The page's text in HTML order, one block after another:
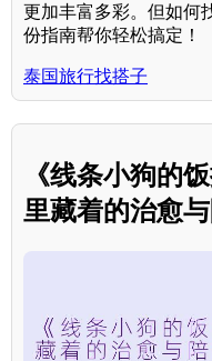
更加丰富多彩。但如何
份指南帮你轻松搞定！
泰国旅行找搭子
《线条小狗的
里藏着的治愈与